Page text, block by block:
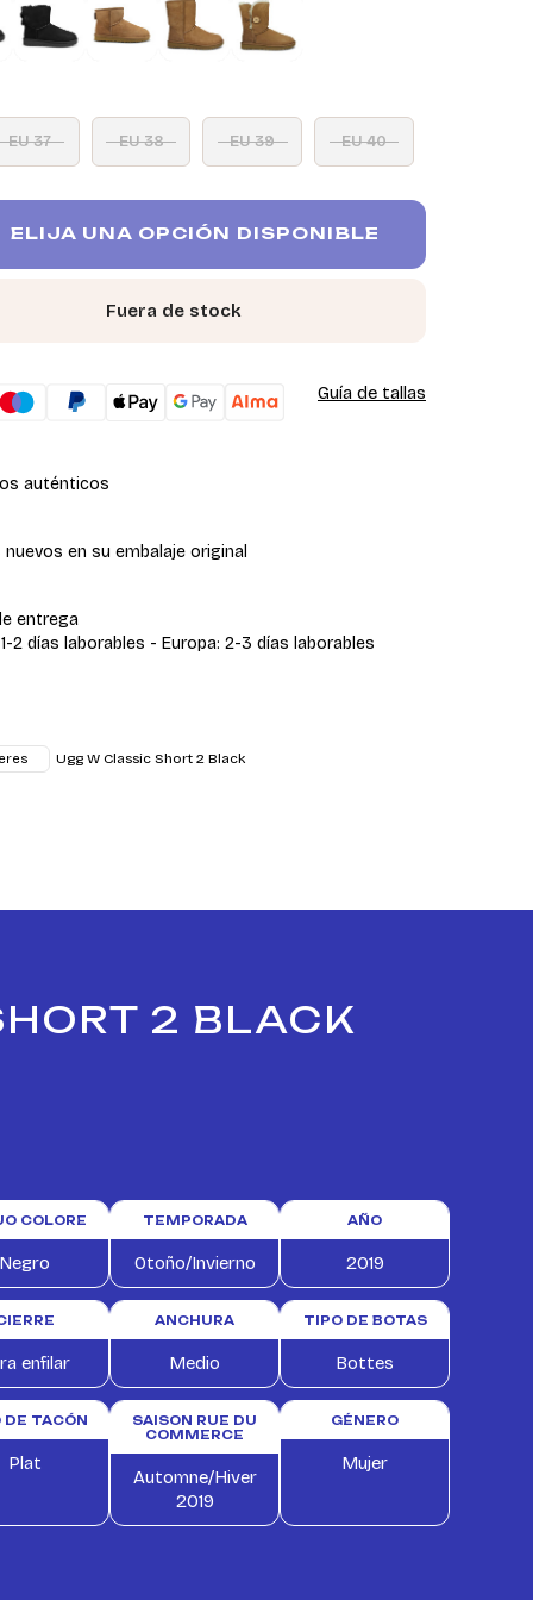
EU 37 EU 38 EU 39 EU 40
ELIJA UNA OPCIÓN DISPONIBLE
Fuera de stock
Guía de tallas
auténticos
en su embalaje original
entrega
2 días laborables - Europa: 2-3 días laborables
Ugg W Classic Short 2 Black
2 BLACK
COLORE
Negro
TEMPORADA
Otoño/Invierno
AÑO
2019
enfilar
ANCHURA
Medio
TIPO DE BOTAS
Bottes
DE TACÓN
Plat
SAISON RUE DU
COMMERCE
Automne/Hiver
2019
GÉNERO
Mujer